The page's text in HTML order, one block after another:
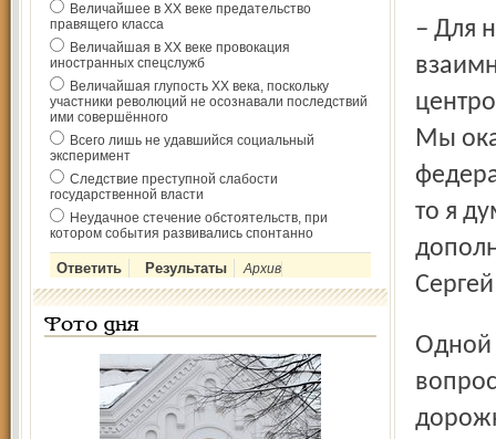
Величайшее в ХХ веке предательство
правящего класса
Величайшая в ХХ веке провокация
иностранных спецслужб
Величайшая глупость ХХ века, поскольку
участники революций не осознавали последствий
ими совершённого
Всего лишь не удавшийся социальный
эксперимент
Следствие преступной слабости
государственной власти
Неудачное стечение обстоятельств, при
котором события развивались спонтанно
Архив
Фото дня
– Для нас очень важно конструктивное развитие
Мы
то я
Одной из «точек сопри­косновения» является дорожный